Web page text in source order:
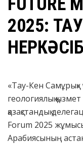
2025:
«Тау-Кен Самұрық»
геологиялық
қазақстандық
Forum 2025
Арабиясының